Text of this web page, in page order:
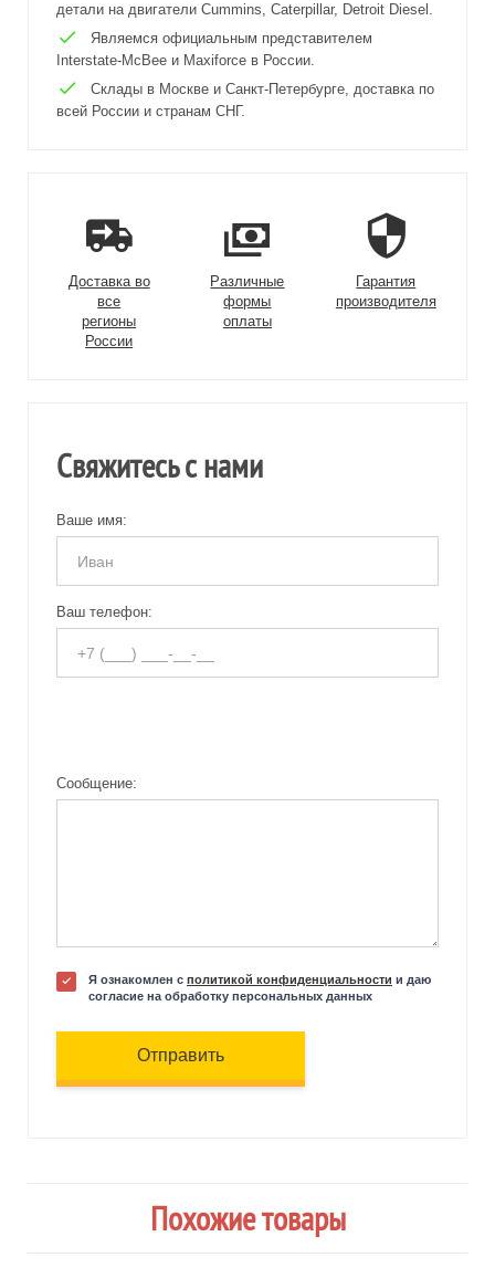
детали на двигатели Cummins, Caterpillar, Detroit Diesel.
Являемся официальным представителем
Interstate-McBee и Maxiforce в России.
Склады в Москве и Санкт-Петербурге, доставка по
всей России и странам СНГ.
Доставка во
все
регионы
России
Различные
формы
оплаты
Гарантия
производителя
Свяжитесь с нами
Ваше имя:
Ваш телефон:
Сообщение:
Я ознакомлен с политикой конфиденциальности и даю
согласие на обработку персональных данных
Отправить
Похожие товары